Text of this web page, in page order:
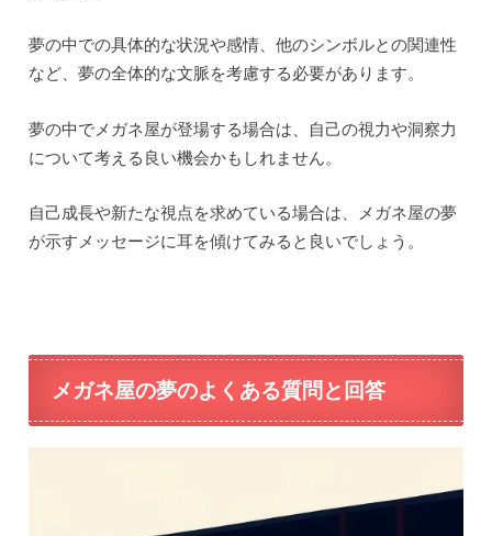
夢の中での具体的な状況や感情、他のシンボルとの関連性
など、夢の全体的な文脈を考慮する必要があります。
夢の中でメガネ屋が登場する場合は、自己の視力や洞察力
について考える良い機会かもしれません。
自己成長や新たな視点を求めている場合は、メガネ屋の夢
が示すメッセージに耳を傾けてみると良いでしょう。
メガネ屋の夢のよくある質問と回答